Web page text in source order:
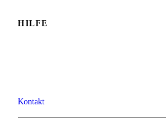
HILFE
Kontakt